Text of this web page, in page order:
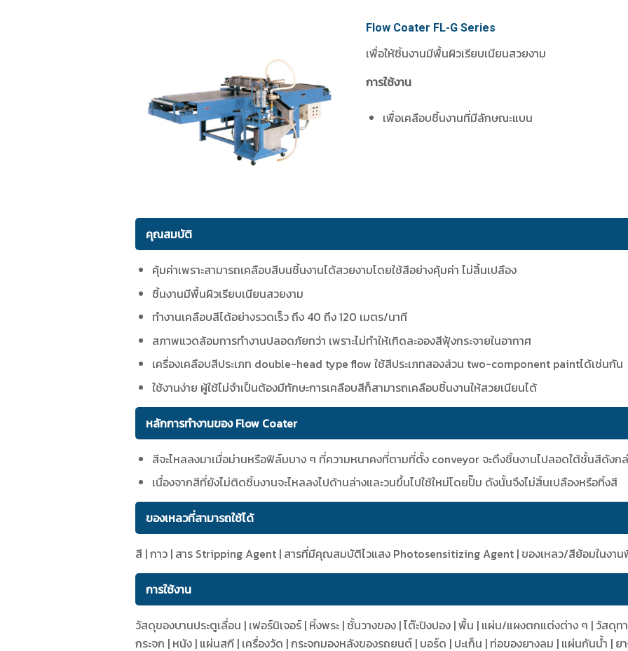
Flow Coater FL-G Series
เพื่อให้ชิ้นงานมีพื้นผิวเรียบเนียนสวยงาม
การใช้งาน
เพื่อเคลือบชิ้นงานที่มีลักษณะแบน
คุณสมบัติ
คุ้มค่าเพราะสามารถเคลือบสีบนชิ้นงานได้สวยงามโดยใช้สีอย่างคุ้มค่า ไม่สิ้นเปลือง
ชิ้นงานมีพื้นผิวเรียบเนียนสวยงาม
ทำงานเคลือบสีได้อย่างรวดเร็ว ถึง 40 ถึง 120 เมตร/นาที
สภาพแวดล้อมการทำงานปลอดภัยกว่า เพราะไม่ทำให้เกิดละอองสีฟุ้งกระจายในอากาศ
เครื่องเคลือบสีประเภท double-head type flow ใช้สีประเภทสองส่วน two-component paintได้เช่นกัน
ใช้งานง่าย ผู้ใช้ไม่จำเป็นต้องมีทักษะการเคลือบสีก็สามารถเคลือบชิ้นงานให้สวยเนียนได้
หลักการทำงานของ Flow Coater
สีจะไหลลงมาเมื่อม่านหรือฟิล์มบาง ๆ ที่ความหนาคงที่ตามที่ตั้ง conveyor จะดึงชิ้นงานไปลอดใต้ชั้นสีดังก
เนื่องจากสีที่ยังไม่ติดชิ้นงานจะไหลลงไปด้านล่างและวนขึ้นไปใช้ใหม่โดยปั๊ม ดังนั้นจึงไม่สิ้นเปลืองหรือทิ้งสี
ของเหลวที่สามารถใช้ได้
สี | กาว | สาร Stripping Agent | สารที่มีคุณสมบัติไวแสง Photosensitizing Agent | ของเหลว/สีย้อมในงา
การใช้งาน
วัสดุของบานประตูเลื่อน | เฟอร์นิเจอร์ | หิ้งพระ | ชั้นวางของ | โต๊ะปิงปอง | พื้น | แผ่น/แผงตกแต่งต่าง ๆ | วัสดุ
กระจก | หนัง | แผ่นสกี | เครื่องวัด | กระจกมองหลังของรถยนต์ | บอร์ด | ปะเก็น | ท่อของยางลม | แผ่นกันน้ำ | ย